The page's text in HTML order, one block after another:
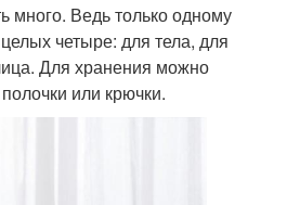
много. Ведь только одному
четыре: для тела, для
Для хранения можно
или крючки.